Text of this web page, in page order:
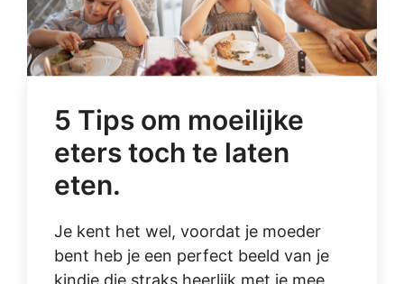
5 Tips om moeilijke
eters toch te laten
eten.
Je kent het wel, voordat je moeder
bent heb je een perfect beeld van je
kindje die straks heerlijk met je mee